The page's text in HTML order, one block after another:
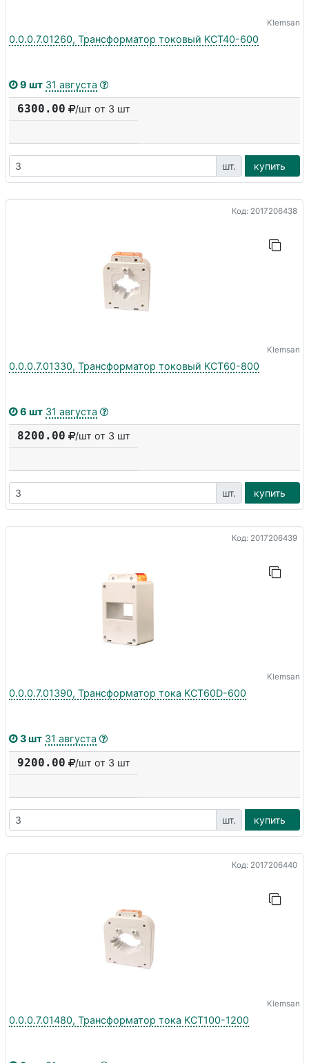
Klemsan
0.0.0.7.01260, Трансформатор токовый KCT40-600
9 шт 31 августа
6300.00 /шт от 3 шт
шт. купить
Код: 2017206438
Klemsan
0.0.0.7.01330, Трансформатор токовый KCT60-800
6 шт 31 августа
8200.00 /шт от 3 шт
шт. купить
Код: 2017206439
Klemsan
0.0.0.7.01390, Трансформатор тока KCT60D-600
3 шт 31 августа
9200.00 /шт от 3 шт
шт. купить
Код: 2017206440
Klemsan
0.0.0.7.01480, Трансформатор тока KCT100-1200